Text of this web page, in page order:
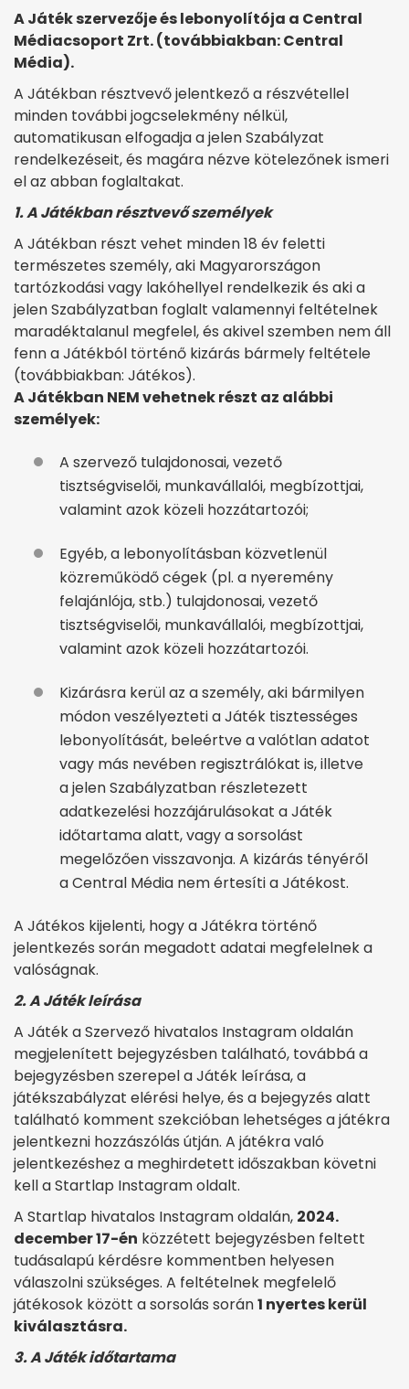
A Játék szervezője és lebonyolítója a Central
Médiacsoport Zrt. (továbbiakban: Central
Média).
A Játékban résztvevő jelentkező a részvétellel
minden további jogcselekmény nélkül,
automatikusan elfogadja a jelen Szabályzat
rendelkezéseit, és magára nézve kötelezőnek ismeri
el az abban foglaltakat.
1. A Játékban résztvevő személyek
A Játékban részt vehet minden 18 év feletti
természetes személy, aki Magyarországon
tartózkodási vagy lakóhellyel rendelkezik és aki a
jelen Szabályzatban foglalt valamennyi feltételnek
maradéktalanul megfelel, és akivel szemben nem áll
fenn a Játékból történő kizárás bármely feltétele
(továbbiakban: Játékos).
A Játékban NEM vehetnek részt az alábbi
személyek:
A szervező tulajdonosai, vezető
tisztségviselői, munkavállalói, megbízottjai,
valamint azok közeli hozzátartozói;
Egyéb, a lebonyolításban közvetlenül
közreműködő cégek (pl. a nyeremény
felajánlója, stb.) tulajdonosai, vezető
tisztségviselői, munkavállalói, megbízottjai,
valamint azok közeli hozzátartozói.
Kizárásra kerül az a személy, aki bármilyen
módon veszélyezteti a Játék tisztességes
lebonyolítását, beleértve a valótlan adatot
vagy más nevében regisztrálókat is, illetve
a jelen Szabályzatban részletezett
adatkezelési hozzájárulásokat a Játék
időtartama alatt, vagy a sorsolást
megelőzően visszavonja. A kizárás tényéről
a Central Média nem értesíti a Játékost.
A Játékos kijelenti, hogy a Játékra történő
jelentkezés során megadott adatai megfelelnek a
valóságnak.
2. A Játék leírása
A Játék a Szervező hivatalos Instagram oldalán
megjelenített bejegyzésben található, továbbá a
bejegyzésben szerepel a Játék leírása, a
játékszabályzat elérési helye, és a bejegyzés alatt
található komment szekcióban lehetséges a játékra
jelentkezni hozzászólás útján. A játékra való
jelentkezéshez a meghirdetett időszakban követni
kell a Startlap Instagram oldalt.
A Startlap hivatalos Instagram oldalán, 2024.
december 17-én közzétett bejegyzésben feltett
tudásalapú kérdésre kommentben helyesen
válaszolni szükséges. A feltételnek megfelelő
játékosok között a sorsolás során1 nyertes kerül
kiválasztásra.
3. A Játék időtartama